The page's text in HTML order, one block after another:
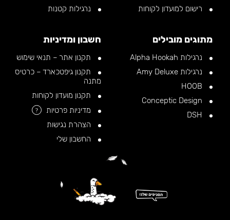
רישום למועדון לקוחות
נרגילות קטנות
מתוגים מובילים
נרגילות Alpha Hookah
נרגילות Amy Deluxe
חשבון ומדיניות
תקנון אתר – תנאי שימוש
תקנון גיפטכארד – כרטיס
מתנה
תקנון מועדון לקוחות
מדיניות פרטיות
?
הצהרת נגישות
החשבון שלי